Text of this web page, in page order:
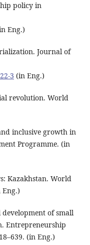
policy in
Eng.)
Journal of
3 (in Eng.)
revolution. World
inclusive growth in
Programme. (in
Kazakhstan. World
development of small
Entrepreneurship
(in Eng.)